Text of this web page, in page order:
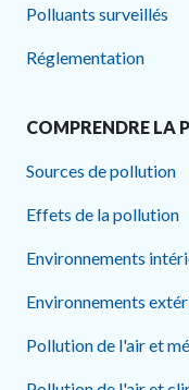
Polluants surveillés
Réglementation
COMPRENDRE LA
Sources de pollution
Effets de la pollution
Environnements
Environnements
Pollution de l'air et